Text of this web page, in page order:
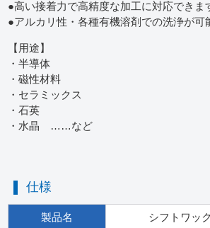
●高い接着力で高精度な加工に対応できま
●アルカリ性・各種有機溶剤での洗浄が可
【用途】
・半導体
・磁性材料
・セラミックス
・石英
・水晶 ……など
仕様
製品名 シフトワッ